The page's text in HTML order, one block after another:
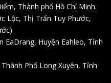
Thành phố Hồ Chí Minh.
Lộc, Thị Trấn Tuy Phước,
EaDrang, Huyện Eahleo, Tỉnh
Phố Long Xuyên, Tỉnh